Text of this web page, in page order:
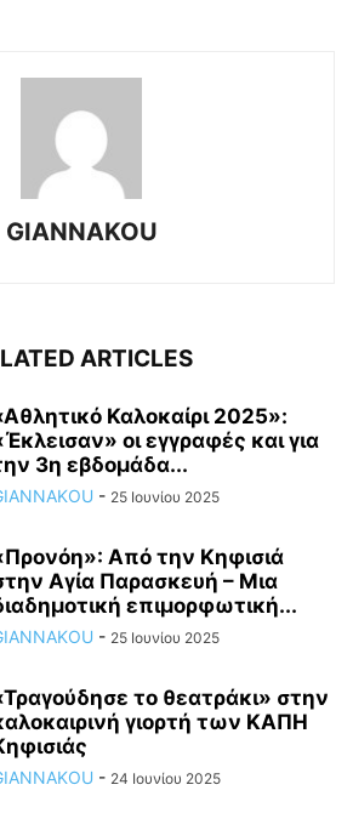
GIANNAKOU
ARTICLES
Καλοκαίρι 2025»:
οι εγγραφές και για
3η εβδομάδα...
- 25 Ιουνίου 2025
Από την Κηφισιά
Αγία Παρασκευή – Μια
επιμορφωτική...
- 25 Ιουνίου 2025
το θεατράκι» στην
γιορτή των ΚΑΠΗ
- 24 Ιουνίου 2025